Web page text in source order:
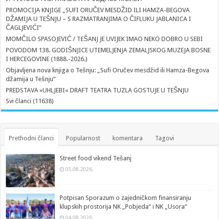
PROMOCIJA KNJIGE „SUFI ORUČEV MESDŽID ILI HAMZA-BEGOVA
DŽAMIJA U TEŠNJU – S RAZMATRANJIMA O ČIFLUKU JABLANICA I
ČAGLJEVIĆI”
MOMČILO SPASOJEVIĆ / TEŠANJ JE UVIJEK IMAO NEKO DOBRO U SEBI
POVODOM 138. GODIŠNJICE UTEMELJENJA ZEMALJSKOG MUZEJA BOSNE
I HERCEGOVINE (1888.-2026.)
Objavljena nova knjiga o Tešnju: „Sufi Oručev mesdžid ili Hamza-Begova
džamija u Tešnju“
PREDSTAVA »UHLJEBI« DRAFT TEATRA TUZLA GOSTUJE U TEŠNJU
Svi članci (11638)
Prethodni članci Popularnost komentara Tagovi
Street food vikend Tešanj
05.08.2026.
Potpisan Sporazum o zajedničkom finansiranju
klupskih prostorija NK „Pobjeda“ i NK „Usora“
04.08.2026.